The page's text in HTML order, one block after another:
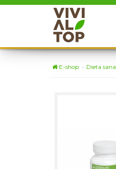
E-shop » Dieta sana